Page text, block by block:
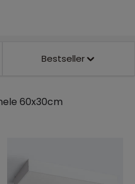
Bestseller
60x30cm